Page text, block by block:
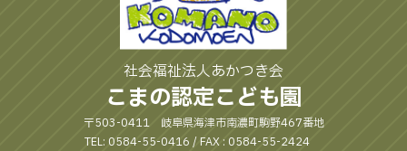
社会福祉法人あかつき会
こまの認定こども園
〒503-0411 岐阜県海津市南濃町駒野467番地
TEL: 0584-55-0416 / FAX : 0584-55-2424